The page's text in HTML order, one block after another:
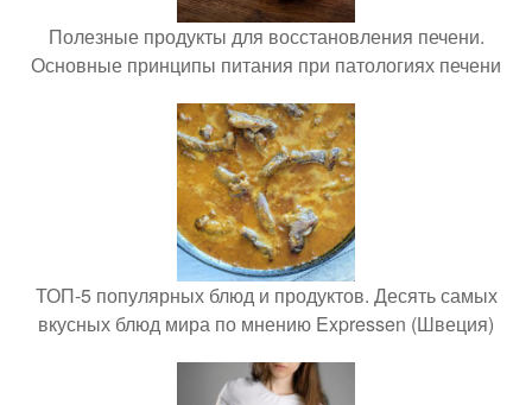
Полезные продукты для восстановления печени.
Основные принципы питания при патологиях печени
ТОП-5 популярных блюд и продуктов. Десять самых
вкусных блюд мира по мнению Expressen (Швеция)